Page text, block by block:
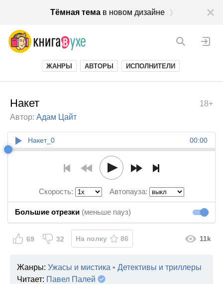
Тёмная темав новом дизайне
ЖАНРЫ АВТОРЫ ИСПОЛНИТЕЛИ
18+
Накет
Автор: Адам Цайт
00:00
Накет_0
Скорость: Автопауза:
Большие отрезки (меньше пауз)
69 32 На полку 86 11k
Жанры: Ужасы и мистика • Детективы и триллеры
Читает: Павел Палей